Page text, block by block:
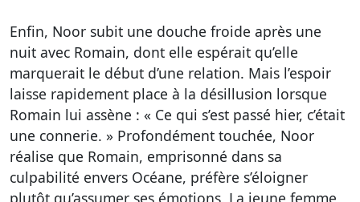
Enfin, Noor subit une douche froide après une
nuit avec Romain, dont elle espérait qu’elle
marquerait le début d’une relation. Mais l’espoir
laisse rapidement place à la désillusion lorsque
Romain lui assène : « Ce qui s’est passé hier, c’était
une connerie. » Profondément touchée, Noor
réalise que Romain, emprisonné dans sa
culpabilité envers Océane, préfère s’éloigner